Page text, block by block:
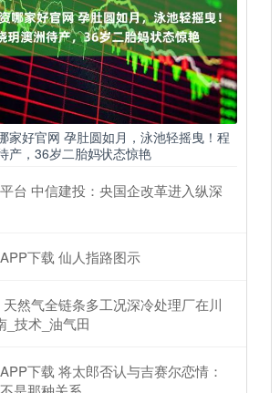
家好官网 孕肚圆如月，泳池轻摇曳！程
产，36岁二胎妈状态惊艳
台 中信建投：央国企改革进入纵深
下载 仙人指路图示
然气全链条多工况深冷处理厂在川
_技术_油气田
下载 将太郎否认与吉赛尔恋情：